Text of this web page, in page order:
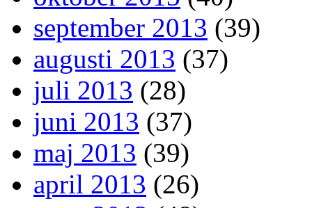
september 2013 (39)
augusti 2013 (37)
juli 2013 (28)
juni 2013 (37)
maj 2013 (39)
april 2013 (26)